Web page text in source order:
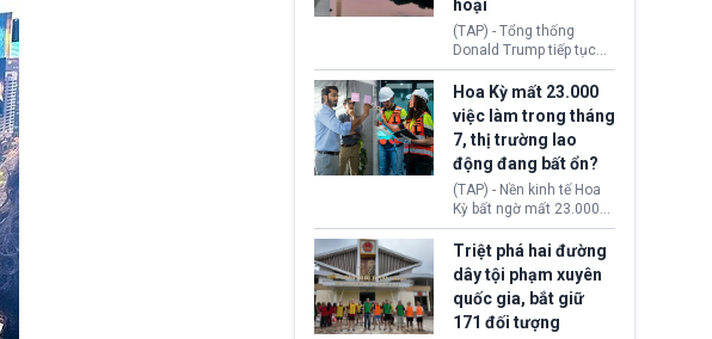
bao gồm hình ảnh,
video, báo cáo từ nhiều
cơ quan khác nhau như
Cục Điều tra Liên bang
(FBI), Cơ quan Tình báo
Trung ương (CIA) và Bộ
Ngoại giao (DOS).
hoại
(TAP) - Tổng thống
Donald Trump tiếp tục
cho rằng, hồ phản chiếu
trước Đài tưởng niệm
Lincoln bị phá hoại. Lãnh
đạo Nhà Trắng yêu cầu
Bộ Tư pháp (DOJ) xem
xét lại quyết định hủy
truy tố những cá nhân bị
nghi ngờ làm hư hại
công trình.
Hoa Kỳ mất 23.000
việc làm trong tháng
7, thị trường lao
động đang bất ổn?
(TAP) - Nền kinh tế Hoa
Kỳ bất ngờ mất 23.000
việc làm vào tháng 7,
cho thấy thị trường lao
động có dấu hiệu suy
yếu sau thời gian duy trì
tương đối ổn định suốt
nửa năm 2026.
Triệt phá hai đường
dây tội phạm xuyên
quốc gia, bắt giữ
171 đối tượng